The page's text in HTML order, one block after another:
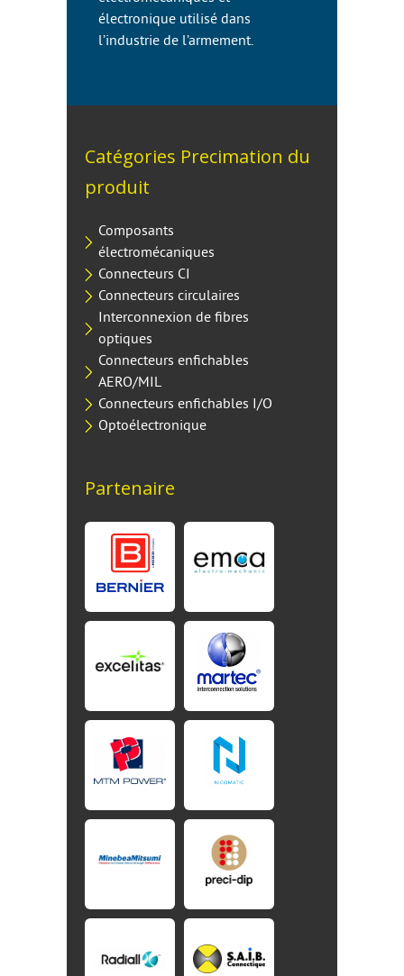
électronique utilisé dans
l’industrie de l’armement.
Catégories Precimation du
produit
Composants
électromécaniques
Connecteurs CI
Connecteurs circulaires
Interconnexion de fibres
optiques
Connecteurs enfichables
AERO/MIL
Connecteurs enfichables I/O
Optoélectronique
Partenaire